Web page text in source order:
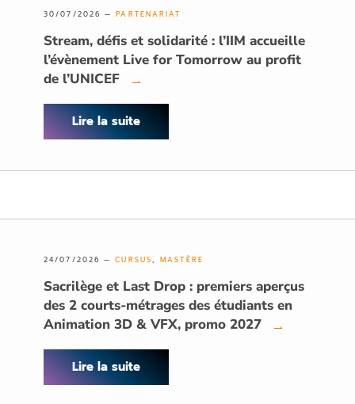
30/07/2026 —PARTENARIAT
Stream, défis et solidarité : l’IIM accueille
l’évènement Live for Tomorrow au profit
de l’UNICEF
→
Lire la suite
24/07/2026 —CURSUS,MASTÈRE
Sacrilège et Last Drop : premiers aperçus
des 2 courts-métrages des étudiants en
Animation 3D & VFX, promo 2027
→
Lire la suite